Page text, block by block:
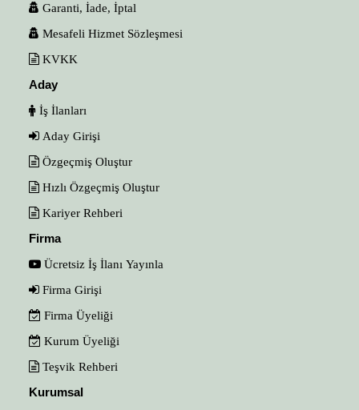
Garanti, İade, İptal
Mesafeli Hizmet Sözleşmesi
KVKK
Aday
İş İlanları
Aday Girişi
Özgeçmiş Oluştur
Hızlı Özgeçmiş Oluştur
Kariyer Rehberi
Firma
Ücretsiz İş İlanı Yayınla
Firma Girişi
Firma Üyeliği
Kurum Üyeliği
Teşvik Rehberi
Kurumsal